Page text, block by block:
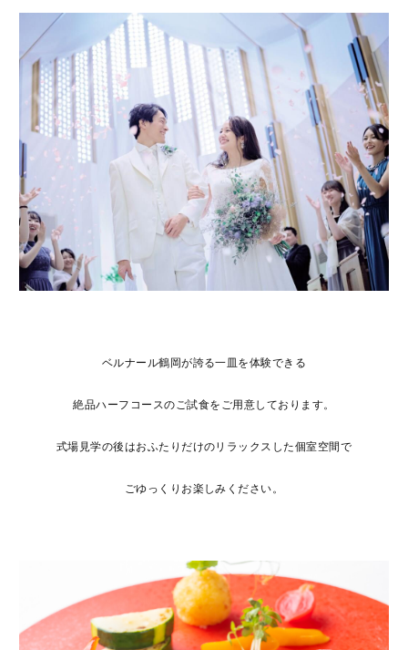
ベルナール鶴岡が誇る一皿を体験できる
絶品ハーフコースのご試食をご用意しております。
式場見学の後はおふたりだけのリラックスした個室空間で
ごゆっくりお楽しみください。